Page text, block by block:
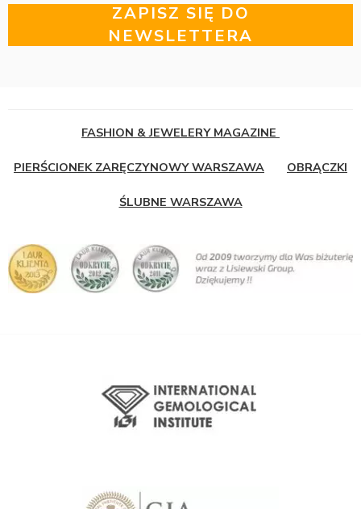
ZAPISZ SIĘ DO
NEWSLETTERA
FASHION & JEWELERY MAGAZINE
PIERŚCIONEK ZARĘCZYNOWY WARSZAWA OBRĄCZKI
ŚLUBNE WARSZAWA